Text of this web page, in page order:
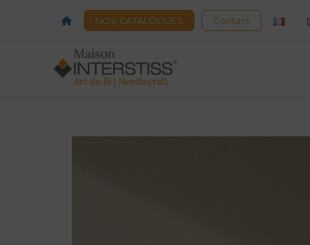
AcceuilNOS CATALOGUES Contact